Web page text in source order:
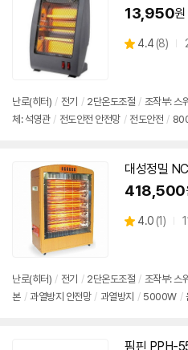
13,950원
별
4.4 (상
뷰
8)
난로(히터) / 전기 / 2단온도조절 / 조작부:스
체: 석영관 / 전도안전 안전망 / 전도안전 /
대성정밀
418,500
별
4.0 (상
뷰
1)
난로(히터) / 전기 / 2단온도조절 / 조작부:스
본 / 과열방지 안전망 / 과열방지 / 5000W /
핌핀 PPH-